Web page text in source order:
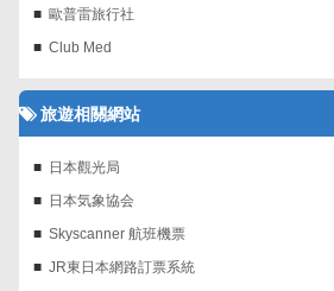
歐普雷旅行社
Club Med
旅遊相關網站
日本觀光局
日本気象協会
Skyscanner 航班機票‎
JR東日本網路訂票系統